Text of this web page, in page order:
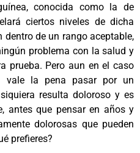
conocida como la de
ciertos niveles de dicha
de un rango aceptable,
problema con la salud y
prueba. Pero aun en el caso
vale la pena pasar por un
resulta doloroso y es
antes que pensar en años y
dolorosas que pueden
prefieres?